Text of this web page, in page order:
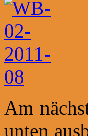
Am
unten